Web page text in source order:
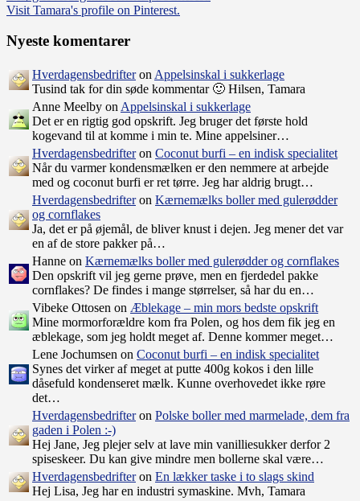
Visit Tamara's profile on Pinterest.
Nyeste komentarer
Hverdagensbedrifteron Appelsinskal i sukkerlage
Tusind tak for din søde kommentar 🙂 Hilsen, Tamara
Anne Meelby on Appelsinskal i sukkerlage
Det er en rigtig god opskrift. Jeg bruger det første hold
kogevand til at komme i min te. Mine appelsiner…
Hverdagensbedrifteron Coconut burfi – en indisk specialitet
Når du varmer kondensmælken er den nemmere at arbejde
med og coconut burfi er ret tørre. Jeg har aldrig brugt…
Hverdagensbedrifteron Kærnemælks boller med gulerødder
og cornflakes
Ja, det er på øjemål, de bliver knust i dejen. Jeg mener det var
en af de store pakker på…
Hanne on Kærnemælks boller med gulerødder og cornflakes
Den opskrift vil jeg gerne prøve, men en fjerdedel pakke
cornflakes? De findes i mange størrelser, så har du en…
Vibeke Ottosen on Æblekage – min mors bedste opskrift
Mine mormorforældre kom fra Polen, og hos dem fik jeg en
æblekage, som jeg holdt meget af. Denne kommer meget…
Lene Jochumsen on Coconut burfi – en indisk specialitet
Synes det virker af meget at putte 400g kokos i den lille
dåsefuld kondenseret mælk. Kunne overhovedet ikke røre
det…
Hverdagensbedrifteron Polske boller med marmelade, dem fra
gaden i Polen :-)
Hej Jane, Jeg plejer selv at lave min vanilliesukker derfor 2
spiseskeer. Du kan give mindre men bollerne skal være…
Hverdagensbedrifteron En lækker taske i to slags skind
Hej Lisa, Jeg har en industri symaskine. Mvh, Tamara